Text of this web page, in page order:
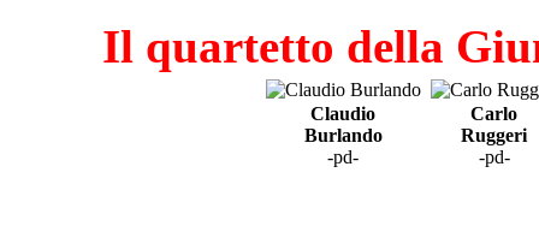
Il quartetto della
Claudio
Burlando
-pd-
Carlo
Ruggeri
-pd-